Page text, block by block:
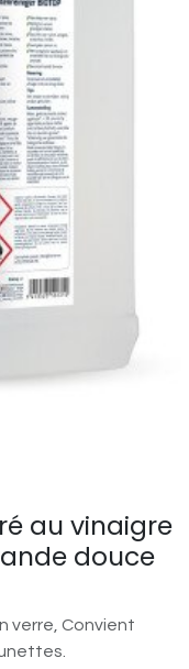
au vinaigre
douce
verre, Convient